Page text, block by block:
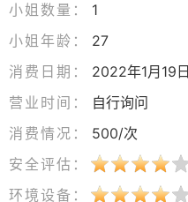
小姐数量：
1
小姐年龄：
27
消费日期：
2022年1月19日
营业时间：
自行询问
消费情况：
500/次
安全评估：
环境设备：